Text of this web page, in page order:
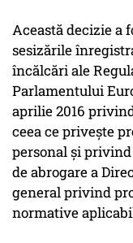
Această decizie a
sesizările
încălcări ale
Parlamentului
aprilie 2016
ceea ce privește
personal și
de abrogare a
general privind
normative